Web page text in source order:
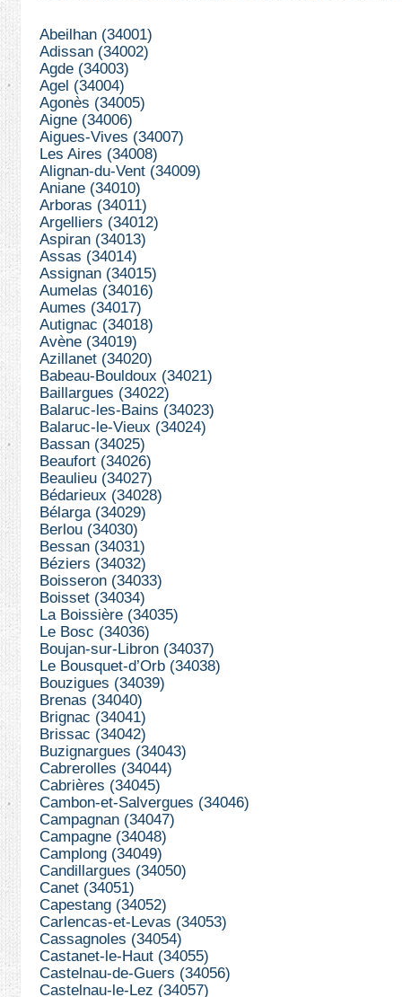
Abeilhan (34001)
Adissan (34002)
Agde (34003)
Agel (34004)
Agonès (34005)
Aigne (34006)
Aigues-Vives (34007)
Les Aires (34008)
Alignan-du-Vent (34009)
Aniane (34010)
Arboras (34011)
Argelliers (34012)
Aspiran (34013)
Assas (34014)
Assignan (34015)
Aumelas (34016)
Aumes (34017)
Autignac (34018)
Avène (34019)
Azillanet (34020)
Babeau-Bouldoux (34021)
Baillargues (34022)
Balaruc-les-Bains (34023)
Balaruc-le-Vieux (34024)
Bassan (34025)
Beaufort (34026)
Beaulieu (34027)
Bédarieux (34028)
Bélarga (34029)
Berlou (34030)
Bessan (34031)
Béziers (34032)
Boisseron (34033)
Boisset (34034)
La Boissière (34035)
Le Bosc (34036)
Boujan-sur-Libron (34037)
Le Bousquet-d’Orb (34038)
Bouzigues (34039)
Brenas (34040)
Brignac (34041)
Brissac (34042)
Buzignargues (34043)
Cabrerolles (34044)
Cabrières (34045)
Cambon-et-Salvergues (34046)
Campagnan (34047)
Campagne (34048)
Camplong (34049)
Candillargues (34050)
Canet (34051)
Capestang (34052)
Carlencas-et-Levas (34053)
Cassagnoles (34054)
Castanet-le-Haut (34055)
Castelnau-de-Guers (34056)
Castelnau-le-Lez (34057)